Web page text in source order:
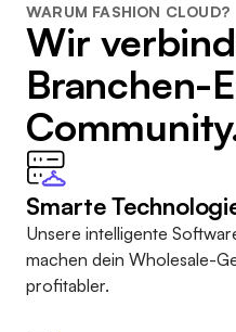
WARUM FASHION CLOUD?
Wir
Branchen-
Smarte
Unsere intelligente
machen dein Wholesale-
profitabler.